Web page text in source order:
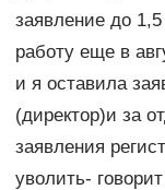
заявление до
работу еще в
и я оставила
(директор)и за
заявления
уволить-